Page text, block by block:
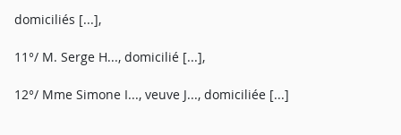
domiciliés [...],
11°/ M. Serge H..., domicilié [...],
12°/ Mme Simone I..., veuve J..., domiciliée [...]